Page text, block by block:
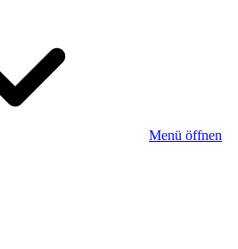
Menü öffnen